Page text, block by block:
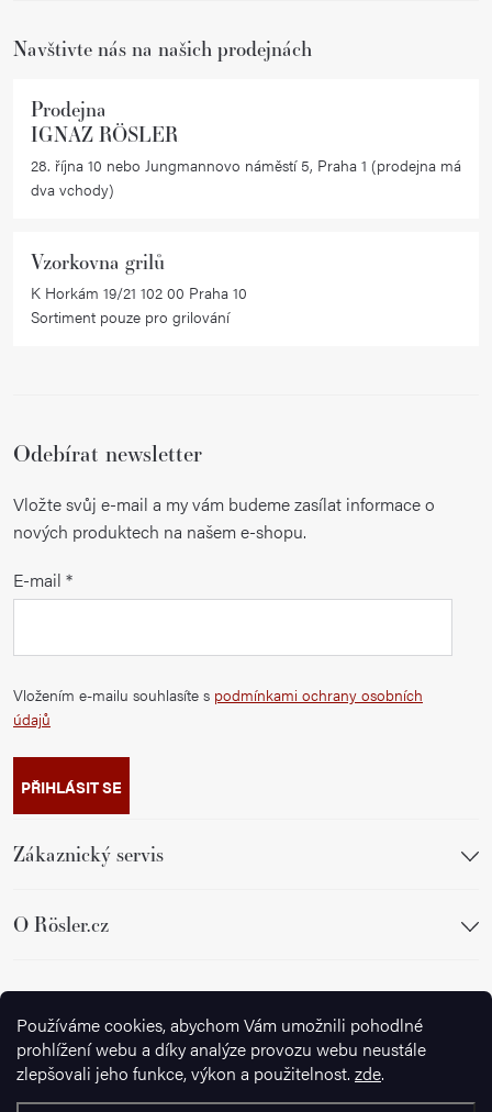
Používáme cookies, abychom Vám umožnili pohodlné
prohlížení webu a díky analýze provozu webu neustále
zlepšovali jeho funkce, výkon a použitelnost. zde.
Navštivte nás na našich prodejnách
Prodejna
IGNAZ RÖSLER
28. října 10 nebo Jungmannovo náměstí 5, Praha 1 (prodejna má
dva vchody)
Vzorkovna grilů
K Horkám 19/21 102 00 Praha 10
Sortiment pouze pro grilování
Odebírat newsletter
Vložte svůj e-mail a my vám budeme zasílat informace o
nových produktech na našem e-shopu.
E-mail
Vložením e-mailu souhlasíte s podmínkami ochrany osobních
údajů
PŘIHLÁSIT SE
Zákaznický servis
O Rösler.cz
Sledujte nás